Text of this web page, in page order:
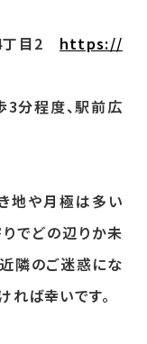
丁目2 https://
分程度、駅前広
地や月極は多い
でどの辺りか未
隣のご迷惑にな
れば幸いです。